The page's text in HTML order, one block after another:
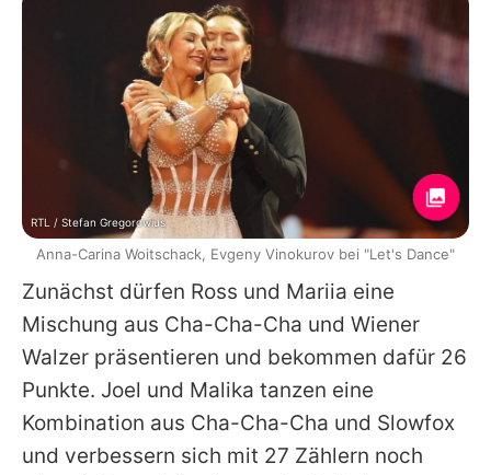
Zunächst dürfen Ross und Mariia eine
Mischung aus Cha-Cha-Cha und Wiener
Walzer präsentieren und bekommen dafür 26
Punkte. Joel und Malika tanzen eine
Kombination aus Cha-Cha-Cha und Slowfox
und verbessern sich mit 27 Zählern noch
RTL / Stefan Gregorowius
Anna-Carina Woitschack, Evgeny Vinokurov bei "Let's Dance"